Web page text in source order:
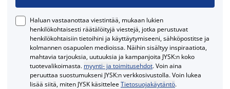
Haluan vastaanottaa viestintää, mukaan lukien
henkilökohtaisesti räätälöityjä viestejä, jotka perustuvat
henkilökohtaisiin tietoihini ja käyttäytymiseeni, sähköpostitse ja
kolmannen osapuolen medioissa. Näihin sisältyy inspiraatiota,
mahtavia tarjouksia, uutuuksia ja kampanjoita JYSK:n koko
tuotevalikoimasta. myynti- ja toimitusehdot. Voin aina
peruuttaa suostumukseni JYSK:n verkkosivustolla. Voin lukea
lisää siitä, miten JYSK käsitteleeTietosuojakäytäntö.